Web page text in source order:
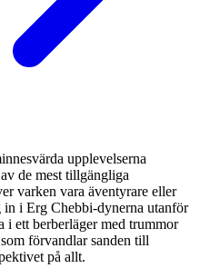
upplevelserna
de mest tillgängliga
varken vara äventyrare eller
i Erg Chebbi-dynerna utanför
i ett berberläger med trummor
förvandlar sanden till
på allt.